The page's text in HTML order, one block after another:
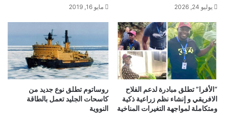
يوليو 24, 2026 مايو 16, 2019
“الأفرا” تطلق مبادرة لدعم الفلاح
الافريقي و إنشاء نظم زراعية ذكية
ومتكاملة لمواجهة التغيرات المناخية
روساتوم تطلق نوع جديد من
كاسحات الجليد تعمل بالطاقة
النووية